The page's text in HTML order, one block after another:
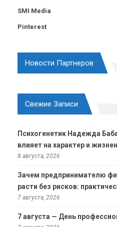
SMI Media
Pinterest
Новости Партнеров
Свежие Записи
Психогенетик Надежда
влияет на характер и
8 августа, 2026
Зачем предпринимателю
расти без рисков:
7 августа, 2026
7 августа — День